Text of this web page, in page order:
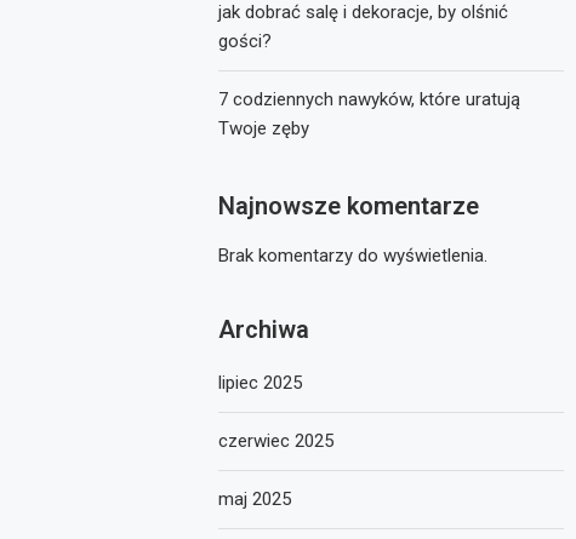
jak dobrać salę i dekoracje, by olśnić
gości?
7 codziennych nawyków, które uratują
Twoje zęby
Najnowsze komentarze
Brak komentarzy do wyświetlenia.
Archiwa
lipiec 2025
czerwiec 2025
maj 2025